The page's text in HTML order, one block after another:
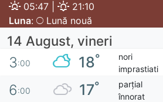
05:47 |
21:10
Luna: Lună nouă
14 August, vineri
3:00 18°
nori
imprastiati
6:00 17°
parțial
înnorat